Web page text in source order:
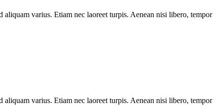
varius. Etiam nec laoreet turpis. Aenean nisi libero, tempor
varius. Etiam nec laoreet turpis. Aenean nisi libero, tempor